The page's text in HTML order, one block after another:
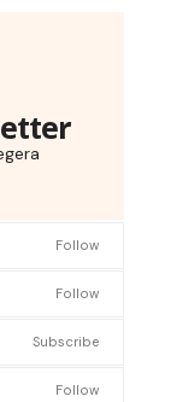
Follow
Follow
Subscribe
Follow